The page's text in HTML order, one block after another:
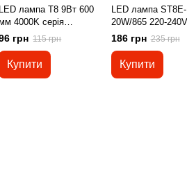
LED лампа T8 9Вт 600
4000K серія
грн 115 грн
Купити
LED лампа
20W/865 220-
25X1 LEDVANCE
186 грн 235 грн
Купити